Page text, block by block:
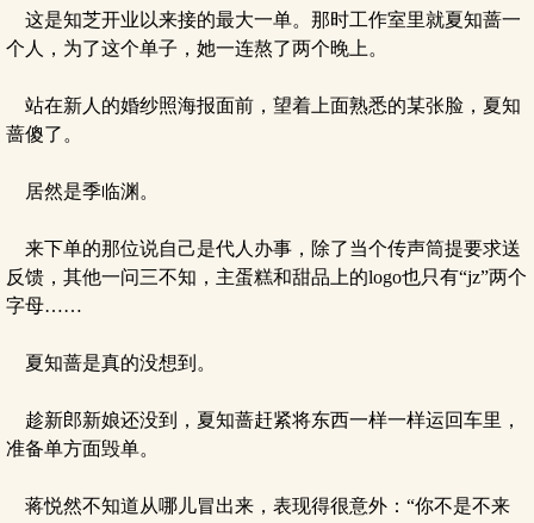
这是知芝开业以来接的最大一单。那时工作室里就夏知蔷一
个人，为了这个单子，她一连熬了两个晚上。
站在新人的婚纱照海报面前，望着上面熟悉的某张脸，夏知
蔷傻了。
居然是季临渊。
来下单的那位说自己是代人办事，除了当个传声筒提要求送
反馈，其他一问三不知，主蛋糕和甜品上的logo也只有“jz”两个
字母……
夏知蔷是真的没想到。
趁新郎新娘还没到，夏知蔷赶紧将东西一样一样运回车里，
准备单方面毁单。
蒋悦然不知道从哪儿冒出来，表现得很意外：“你不是不来